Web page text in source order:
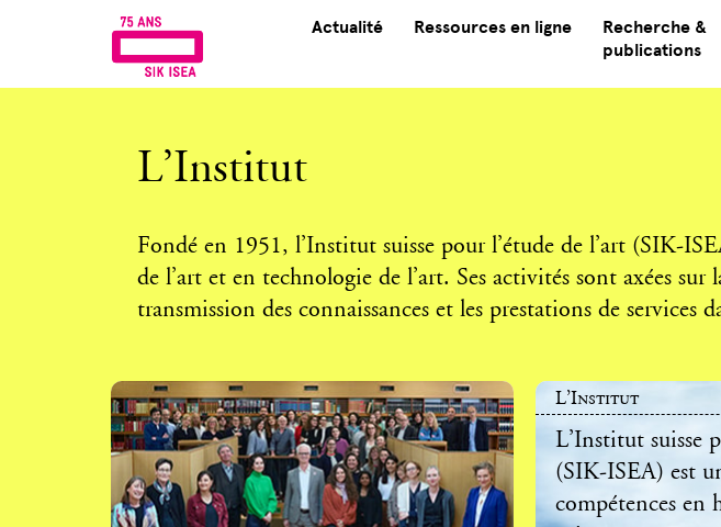
Actualité Ressources en ligne
Recherche &
publications
L’Institut
Fondé en 1951, l’Institut suisse pour l’étude de l’art (SIK-
de l’art et en technologie de l’art. Ses activités sont axées
transmission des connaissances et les prestations de services
L’Institut
L’Institut suisse
(SIK-ISEA) est
compétences en